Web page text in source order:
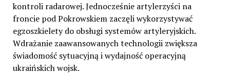
kontroli radarowej. Jednocześnie artylerzyści na
froncie pod Pokrowskiem zaczęli wykorzystywać
egzoszkielety do obsługi systemów artyleryjskich.
Wdrażanie zaawansowanych technologii zwiększa
świadomość sytuacyjną i wydajność operacyjną
ukraińskich wojsk.